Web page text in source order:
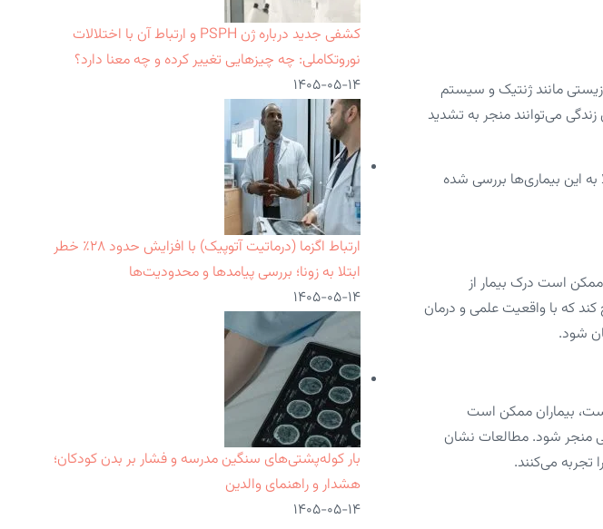
مانند ژنتیک و سیستم
می‌توانند منجر به تشدید
این بیماری‌ها بررسی شده
ممکن است درک بیمار از
که با واقعیت علمی و درمان
شود.
بیماران ممکن است
منجر شود. مطالعات نشان
تجربه می‌کنند.
کشفی جدید درباره ژن PSPH و ارتباط آن با اختلالات
نوروتکاملی: چه چیزهایی تغییر کرده و چه معنا دارد؟
۱۴۰۵-۰۵-۱۴
ارتباط اگزما (درماتیت آتوپیک) با افزایش حدود ۲۸٪ خطر
ابتلا به زونا؛ بررسی پیامدها و محدودیت‌ها
۱۴۰۵-۰۵-۱۴
بار کوله‌پشتی‌های سنگین مدرسه و فشار بر بدن کودکان؛
هشدار و راهنمای والدین
۱۴۰۵-۰۵-۱۴